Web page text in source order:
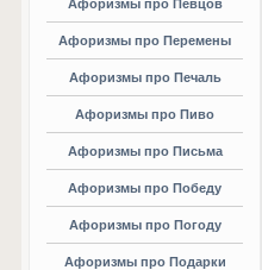
Афоризмы про Певцов
Афоризмы про Перемены
Афоризмы про Печаль
Афоризмы про Пиво
Афоризмы про Письма
Афоризмы про Победу
Афоризмы про Погоду
Афоризмы про Подарки